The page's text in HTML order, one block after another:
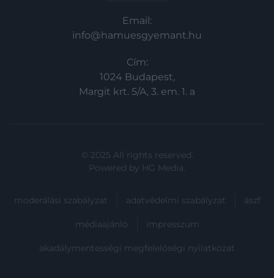
Email:
info@hamuesgyemant.hu
Cím:
1024 Budapest,
Margit krt. 5/A, 3. em. 1. a
© 2025 All rights reserved.
Powered by HG Media.
moderálási szabályzat adatvédelmi szabályzat ászf
médiaajánló impresszum
akadálymentességi megfelelőségi nyilatkozat